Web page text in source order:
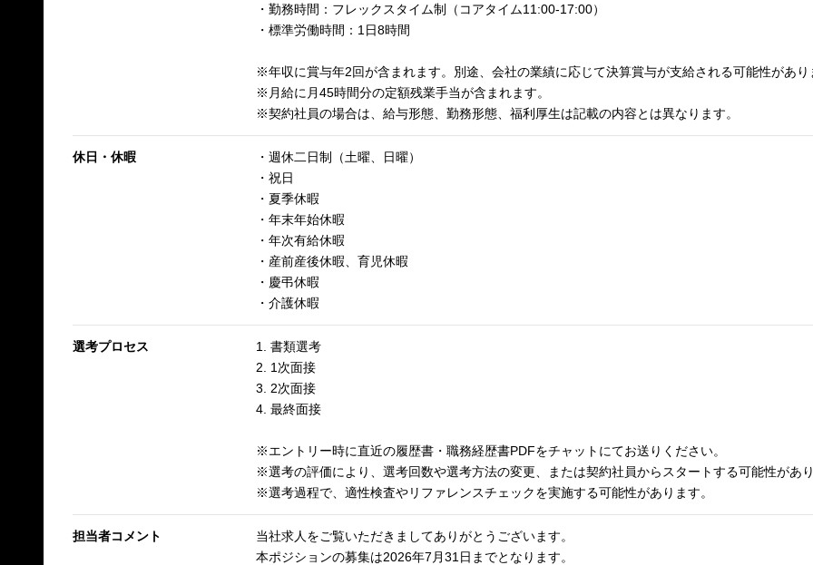
・勤務時間：フレックスタイム制（コアタイム11:00-17:00）
・標準労働時間：1日8時間
※年収に賞与年2回が含まれます。別途、会社の業績に応じて決算賞与が支給される可能性があり
※月給に月45時間分の定額残業手当が含まれます。
※契約社員の場合は、給与形態、勤務形態、福利厚生は記載の内容とは異なります。
休日・休暇
・週休二日制（土曜、日曜）
・祝日
・夏季休暇
・年末年始休暇
・年次有給休暇
・産前産後休暇、育児休暇
・慶弔休暇
・介護休暇
選考プロセス
1. 書類選考
2. 1次面接
3. 2次面接
4. 最終面接
※エントリー時に直近の履歴書・職務経歴書PDFをチャットにてお送りください。
※選考の評価により、選考回数や選考方法の変更、または契約社員からスタートする可能性があ
※選考過程で、適性検査やリファレンスチェックを実施する可能性があります。
担当者コメント
当社求人をご覧いただきましてありがとうございます。
本ポジションの募集は2026年7月31日までとなります。